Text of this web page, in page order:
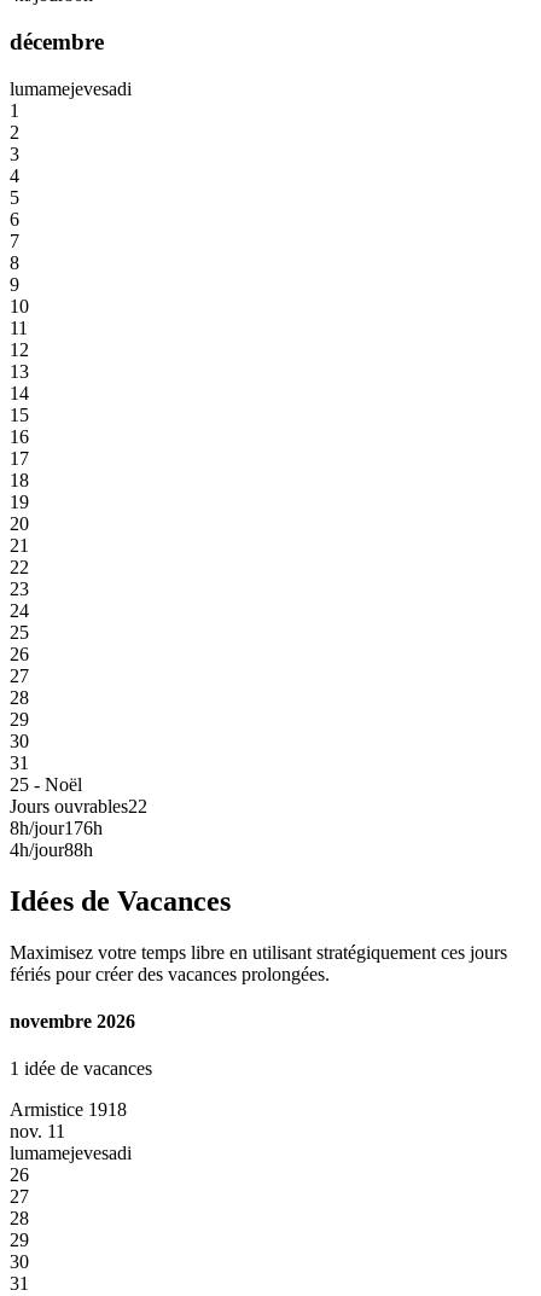
décembre
lumamejevesadi
1
2
3
4
5
6
7
8
9
10
11
12
13
14
15
16
17
18
19
20
21
22
23
24
25
26
27
28
29
30
31
25 - Noël
Jours ouvrables22
8h/jour176h
4h/jour88h
Idées de Vacances
Maximisez votre temps libre en utilisant stratégiquement ces jours
fériés pour créer des vacances prolongées.
novembre 2026
1 idée de vacances
Armistice 1918
nov. 11
lumamejevesadi
26
27
28
29
30
31